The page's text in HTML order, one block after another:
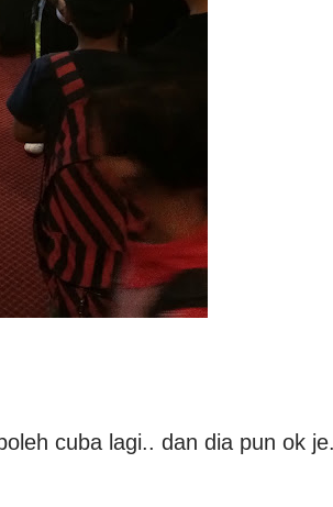
cuba lagi.. dan dia pun ok